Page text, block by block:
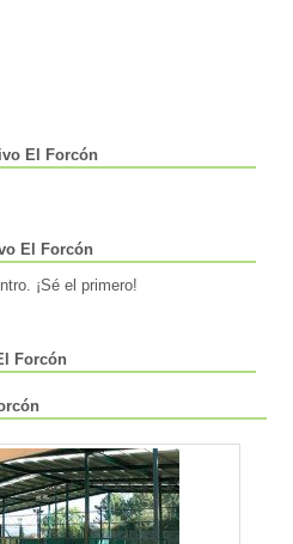
El Forcón
El Forcón
¡Sé el primero!
Forcón